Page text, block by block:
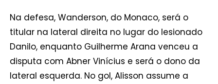
Na defesa, Wanderson, do Monaco, será o
titular na lateral direita no lugar do lesionado
Danilo, enquanto Guilherme Arana venceu a
disputa com Abner Vinícius e será o dono da
lateral esquerda. No gol, Alisson assume a